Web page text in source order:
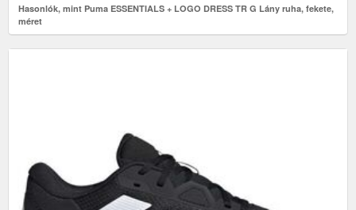
Hasonlók, mint Puma ESSENTIALS + LOGO DRESS TR G Lány ruha, fekete,
méret